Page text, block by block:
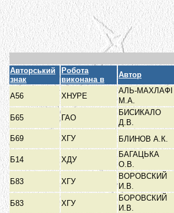
Авторський
знак
Робота
виконана в
Автор
А56
ХНУРЕ
АЛЬ-МАХЛАФІ
М.А.
Б65 ГАО
БИСИКАЛО
Д.В.
Б69 ХГУ БЛИНОВ А.К.
Б14 ХДУ
БАГАЦЬКА
О.В.
Б83 ХГУ
ВОРОВСКИЙ
И.В.
Б83 ХГУ
БОРОВСКИЙ
И.В.